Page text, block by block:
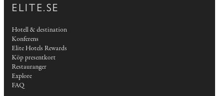
ELITE.SE
Hotell & destination
Konferens
Elite Hotels Rewards
Köp presentkort
Restauranger
Explore
FAQ